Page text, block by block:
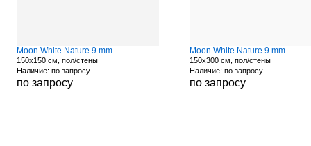
Moon White Nature 9 mm
150x150 см, пол/стены
Наличие: по запросу
по запросу
Moon White Nature 9 mm
150x300 см, пол/стены
Наличие: по запросу
по запросу